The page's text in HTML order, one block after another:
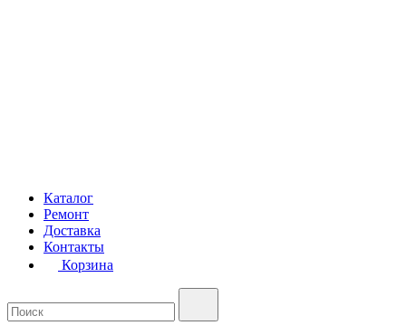
Каталог
Ремонт
Доставка
Контакты
Корзина